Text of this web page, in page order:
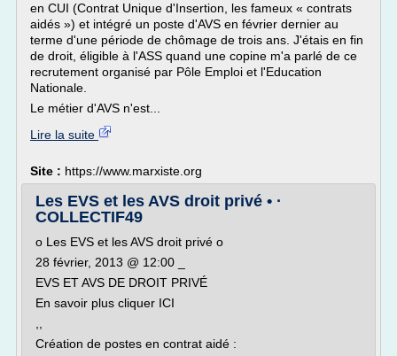
en CUI (Contrat Unique d'Insertion, les fameux « contrats
aidés ») et intégré un poste d'AVS en février dernier au
terme d'une période de chômage de trois ans. J'étais en fin
de droit, éligible à l'ASS quand une copine m'a parlé de ce
recrutement organisé par Pôle Emploi et l'Education
Nationale.
Le métier d'AVS n'est...
Lire la suite
Site : https://www.marxiste.org
Les EVS et les AVS droit privé • ·
COLLECTIF49
o Les EVS et les AVS droit privé o
28 février, 2013 @ 12:00 _
EVS ET AVS DE DROIT PRIVÉ
En savoir plus cliquer ICI
Création de postes en contrat aidé :